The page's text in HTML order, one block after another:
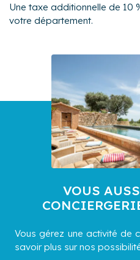
Une taxe additionnelle de 10
votre département.
VOUS
Vous gérez une activité de
savoir plus sur nos